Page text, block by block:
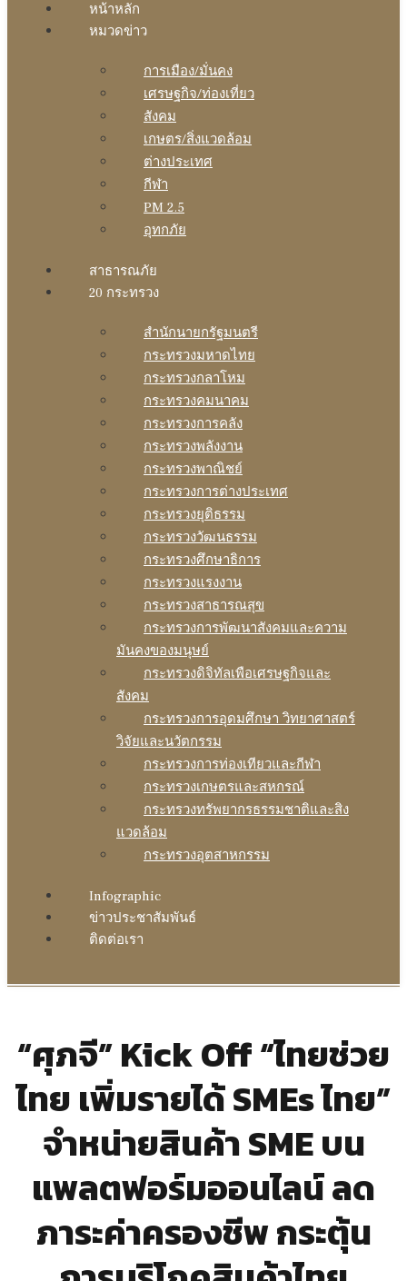
หน้าหลัก
หมวดข่าว
การเมือง/มั่นคง
เศรษฐกิจ/ท่องเที่ยว
สังคม
เกษตร/สิ่งแวดล้อม
ต่างประเทศ
กีฬา
PM 2.5
อุทกภัย
สาธารณภัย
20 กระทรวง
สํานักนายกรัฐมนตรี
กระทรวงมหาดไทย
กระทรวงกลาโหม
กระทรวงคมนาคม
กระทรวงการคลัง
กระทรวงพลังงาน
กระทรวงพาณิชย์
กระทรวงการต่างประเทศ
กระทรวงยุติธรรม
กระทรวงวัฒนธรรม
กระทรวงศึกษาธิการ
กระทรวงแรงงาน
กระทรวงสาธารณสุข
กระทรวงการพัฒนาสังคมและความ
มันคงของมนุษย์
กระทรวงดิจิทัลเพือเศรษฐกิจและ
สังคม
กระทรวงการอุดมศึกษา วิทยาศาสตร์
วิจัยและนวัตกรรม
กระทรวงการท่องเทียวและกีฬา
กระทรวงเกษตรและสหกรณ์
กระทรวงทรัพยากรธรรมชาติและสิง
แวดล้อม
กระทรวงอุตสาหกรรม
Infographic
ข่าวประชาสัมพันธ์
ติดต่อเรา
“ศุภจี” Kick Off “ไทยช่วย
ไทย เพิ่มรายได้ SMEs ไทย”
จำหน่ายสินค้า SME บน
แพลตฟอร์มออนไลน์ ลด
ภาระค่าครองชีพ กระตุ้น